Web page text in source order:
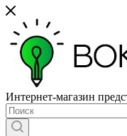
Интернет-магазин